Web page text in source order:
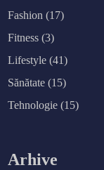
Fashion (17)
Fitness (3)
Lifestyle (41)
Sănătate (15)
Tehnologie (15)
Arhive